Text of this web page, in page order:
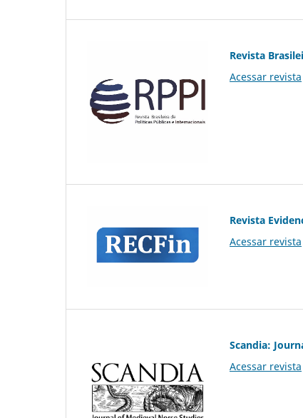
Revista
Acessar revista
Revista
Acessar revista
Scandia:
Acessar revista